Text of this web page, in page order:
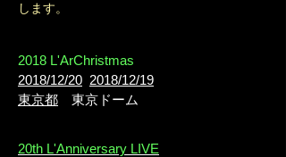
します。
2018 L'ArChristmas
2018/12/20 2018/12/19
東京都 東京ドーム
20th L'Anniversary LIVE